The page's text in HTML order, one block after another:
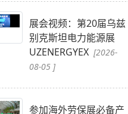
展会视频：第20届乌兹
别克斯坦电力能源展
UZENERGYEX [2026-
08-05 ]
参加海外劳保展必备产